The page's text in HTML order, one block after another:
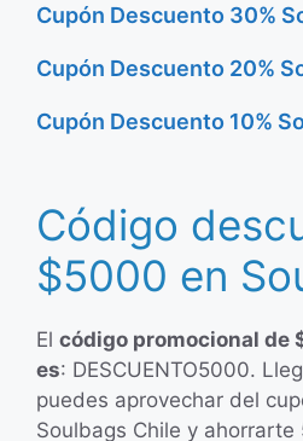
Cupón Descuento 30%
Cupón Descuento 20%
Cupón Descuento 10%
Código
$5000 en
El código promocional de
es: DESCUENTO5000.
puedes aprovechar del
Soulbags Chile y